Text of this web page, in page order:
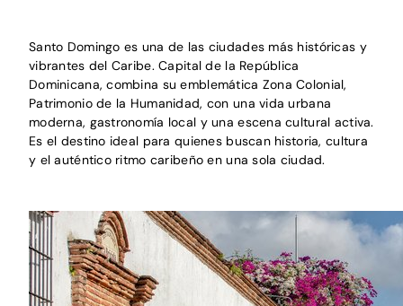
Santo Domingo es una de las ciudades más históricas y
vibrantes del Caribe. Capital de la República
Dominicana, combina su emblemática Zona Colonial,
Patrimonio de la Humanidad, con una vida urbana
moderna, gastronomía local y una escena cultural activa.
Es el destino ideal para quienes buscan historia, cultura
y el auténtico ritmo caribeño en una sola ciudad.